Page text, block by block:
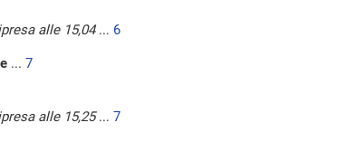
alle 15,04... 6
... 7
alle 15,25... 7